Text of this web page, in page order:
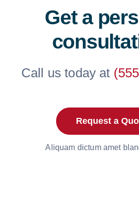
Get a
Call us today at
Request a
Aliquam dictum amet